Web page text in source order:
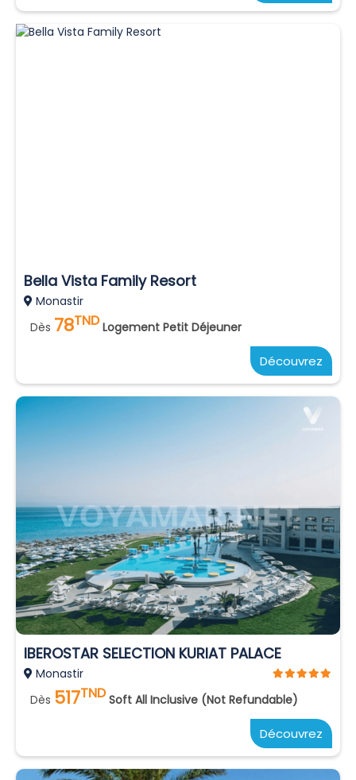
Bella Vista Family Resort
Monastir
Dès 78TND Logement Petit Déjeuner
Découvrez
IBEROSTAR SELECTION KURIAT PALACE
Monastir
Dès 517TND Soft All Inclusive (Not Refundable)
Découvrez